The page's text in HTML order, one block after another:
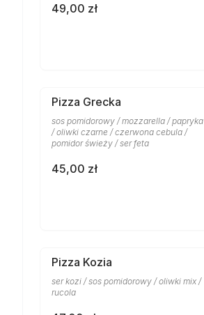
49,00 zł
Pizza Grecka
sos pomidorowy / mozzarella / papryka
/ oliwki czarne / czerwona cebula /
pomidor świeży / ser feta
45,00 zł
Pizza Kozia
ser kozi / sos pomidorowy / oliwki mix /
rucola